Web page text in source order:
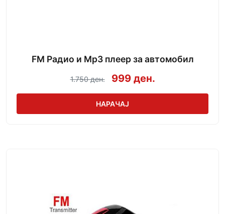
FM Радио и Mp3 плеер за автомобил
1.750 ден. 999 ден.
НАРАЧАЈ